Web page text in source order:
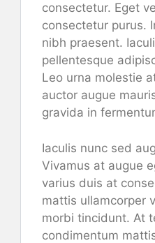
consectetur. Eget
consectetur purus.
nibh praesent.
pellentesque
Leo urna molestie
auctor augue
gravida in
Iaculis nunc sed
Vivamus at augue
varius duis at
mattis ullamcorper
morbi tincidunt. At
condimentum